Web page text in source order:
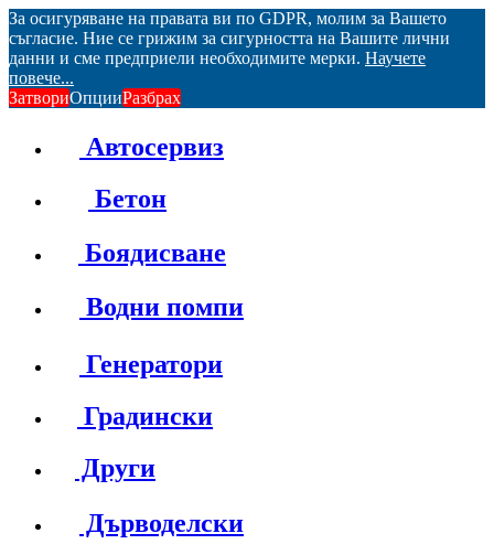
За осигуряване на правата ви по GDPR, молим за Вашето
съгласие. Ние се грижим за сигурността на Вашите лични
данни и сме предприели необходимите мерки. Научете
повече...
ЗатвориОпцииРазбрах
Автосервиз
Бетон
Боядисване
Водни помпи
Генератори
Градински
Други
Дърводелски